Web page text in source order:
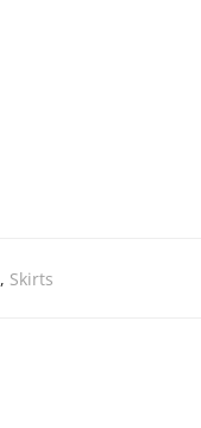
, Skirts